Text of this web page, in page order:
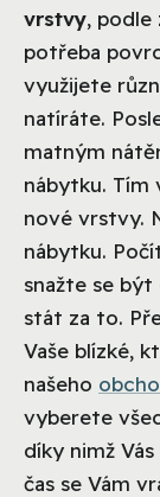
vrstvy, podle
potřeba
využijete
natíráte.
matným
nábytku.
nové vrstvy.
nábytku.
snažte se být
stát za to.
Vaše blízké,
našeho
vyberete
díky nimž
čas se Vám